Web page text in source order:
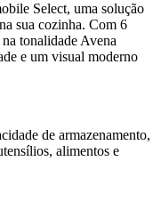
Select, uma solução
sua cozinha. Com 6
tonalidade Avena
e um visual moderno
de armazenamento,
alimentos e